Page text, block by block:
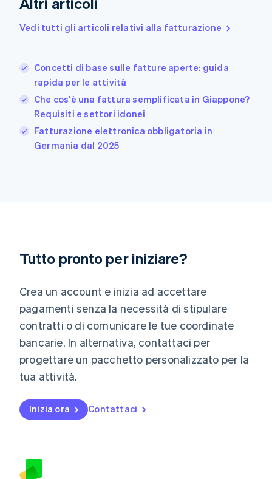
Vedi tutti gli articoli relativi alla fatturazione
Concetti di base sulle fatture aperte: guida
rapida per le attività
Che cos'è una fattura semplificata in Giappone?
Requisiti e settori idonei
Fatturazione elettronica obbligatoria in
Germania dal 2025
Tutto pronto per iniziare?
Crea un account e inizia ad accettare
pagamenti senza la necessità di stipulare
contratti o di comunicare le tue coordinate
bancarie. In alternativa, contattaci per
progettare un pacchetto personalizzato per la
tua attività.
Inizia ora Contattaci
Francia
Germania
日本語English
Gibilterra
English
Grecia
English
India
Irlanda
English
FrançaisDeutschEnglish
English简体中文
Malta
English
Messico
Español English
Norvegia
Nuova Zelanda
English
Paesi Bassi
English
Portogallo